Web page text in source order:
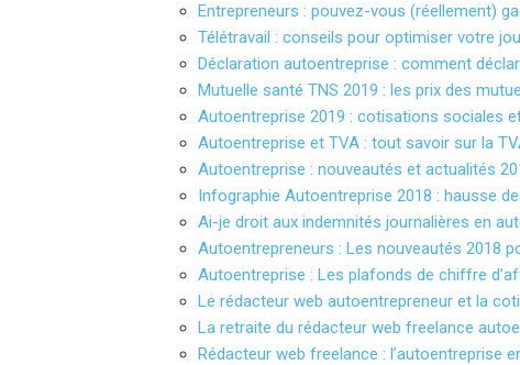
Entrepreneurs : pouvez-vous (réellement)
Télétravail : conseils pour optimiser votre
Déclaration autoentreprise : comment
Mutuelle santé TNS 2019 : les prix des
Autoentreprise 2019 : cotisations sociales
Autoentreprise et TVA : tout savoir sur la
Autoentreprise : nouveautés et actualités
Infographie Autoentreprise 2018 : hausse
Ai-je droit aux indemnités journalières en
Autoentrepreneurs : Les nouveautés 2018
Autoentreprise : Les plafonds de chiffre
Le rédacteur web autoentrepreneur et la
La retraite du rédacteur web freelance
Rédacteur web freelance : l’autoentreprise